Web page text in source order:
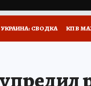
УКРАИНА: СВОДКА КП В